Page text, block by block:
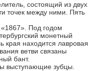
состоящий из двух
точек между ними. Пять
Под годом
монетный
края находится лавровая
ветви связаны
бант.
выступающие зубцы.